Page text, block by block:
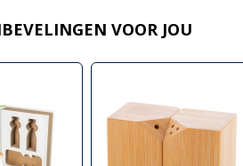
VOOR JOU